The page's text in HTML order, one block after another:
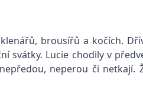
brousířů a kočích.
svátky. Lucie chodily v
neperou či netkají.